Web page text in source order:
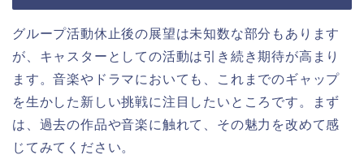
グループ活動休止後の展望は未知数な部分もあります
が、キャスターとしての活動は引き続き期待が高まり
ます。音楽やドラマにおいても、これまでのギャップ
を生かした新しい挑戦に注目したいところです。まず
は、過去の作品や音楽に触れて、その魅力を改めて感
じてみてください。